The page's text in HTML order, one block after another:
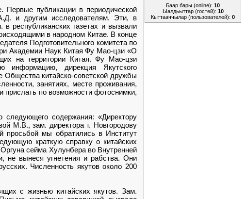
публикации в периодической
и другим исследователям. Эти, в
республиканских газетах и вызвали
в народном Китае. В конце
Подготовительного комитета по
Академии Наук Китая Фу Мао-цзи «О
на территории Китая. Фу Мао-цзи
информацию, дирекция Якутского
Общества китайско-советской дружбы
занятиях, месте проживания,
прислать по возможности фотоснимки,
содержания: «Директору
М.В., зам. директора т. Новгородову
мы обратились в Институт
краткую справку о китайских
сейма Хулунбера во Внутренней
не вынеся угнетения и рабства. Они
Численность якутов около 200
с жизнью китайских якутов. Зам.
Баар бары (online): 10
Ыалдьыттар (гостей): 10
Кыттааччылар (пользователей): 0